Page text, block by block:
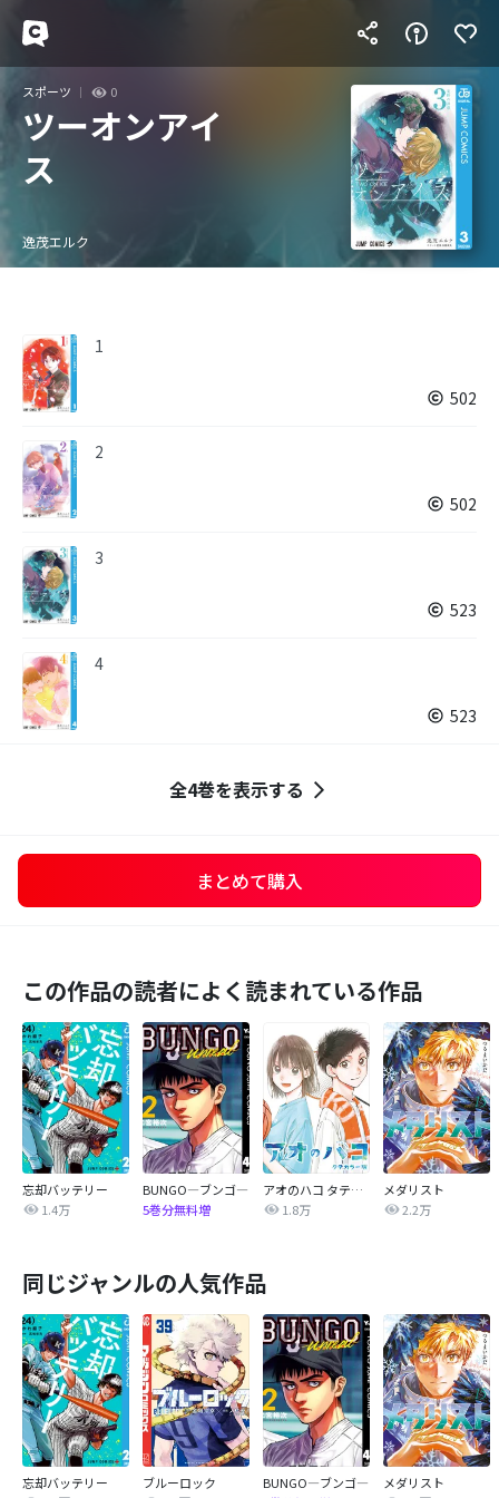
スポーツ 0
ツーオンアイ
ス
逸茂エルク
1
502
2
502
3
523
4
523
全4巻を表示する
まとめて購入
この作品の読者によく読まれている作品
忘却バッテリー
1.4万
BUNGO―ブンゴ―
5巻分無料増
アオのハコ タテカラー版【タテヨミ】
1.8万
メダリスト
2.2万
同じジャンルの人気作品
忘却バッテリー
ブルーロック
BUNGO―ブンゴ―
メダリスト